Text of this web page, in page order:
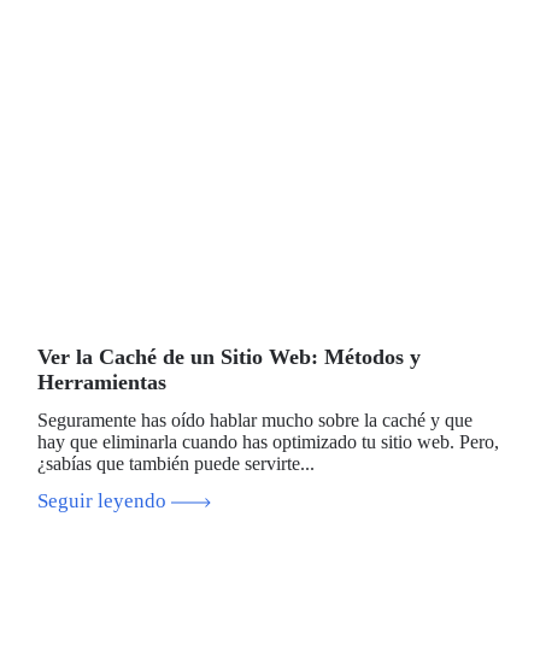
Ver la Caché de un Sitio Web: Métodos y
Herramientas
Seguramente has oído hablar mucho sobre la caché y que
hay que eliminarla cuando has optimizado tu sitio web. Pero,
¿sabías que también puede servirte...
Seguir leyendo